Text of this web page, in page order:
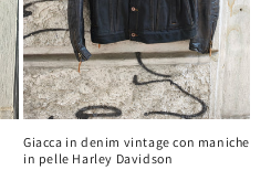
Giacca in denim vintage con maniche
in pelle Harley Davidson